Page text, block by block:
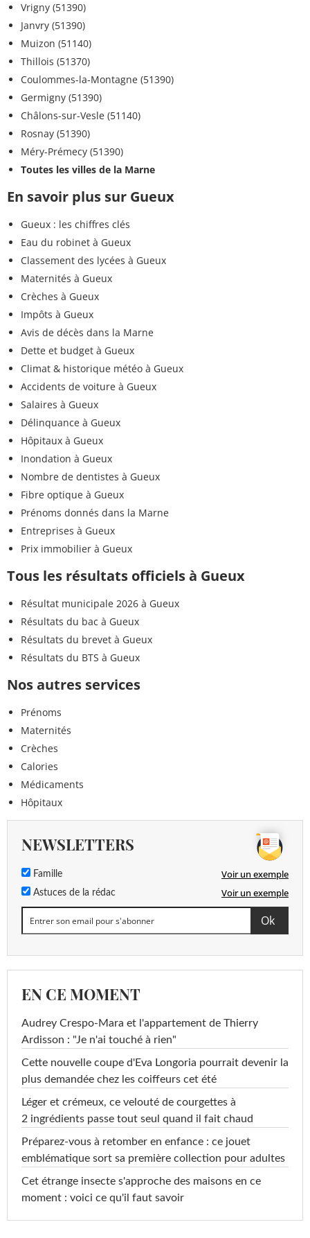
Vrigny (51390)
Janvry (51390)
Muizon (51140)
Thillois (51370)
Coulommes-la-Montagne (51390)
Germigny (51390)
Châlons-sur-Vesle (51140)
Rosnay (51390)
Méry-Prémecy (51390)
Toutes les villes de la Marne
En savoir plus sur Gueux
Gueux : les chiffres clés
Eau du robinet à Gueux
Classement des lycées à Gueux
Maternités à Gueux
Crèches à Gueux
Impôts à Gueux
Avis de décès dans la Marne
Dette et budget à Gueux
Climat & historique météo à Gueux
Accidents de voiture à Gueux
Salaires à Gueux
Délinquance à Gueux
Hôpitaux à Gueux
Inondation à Gueux
Nombre de dentistes à Gueux
Fibre optique à Gueux
Prénoms donnés dans la Marne
Entreprises à Gueux
Prix immobilier à Gueux
Tous les résultats officiels à Gueux
Résultat municipale 2026 à Gueux
Résultats du bac à Gueux
Résultats du brevet à Gueux
Résultats du BTS à Gueux
Nos autres services
Prénoms
Maternités
Crèches
Calories
Médicaments
Hôpitaux
NEWSLETTERS
Famille Voir un exemple
Astuces de la rédac Voir un exemple
EN CE MOMENT
Audrey Crespo-Mara et l'appartement de Thierry
Ardisson : "Je n'ai touché à rien"
Cette nouvelle coupe d'Eva Longoria pourrait devenir la
plus demandée chez les coiffeurs cet été
Léger et crémeux, ce velouté de courgettes à
2 ingrédients passe tout seul quand il fait chaud
Préparez-vous à retomber en enfance : ce jouet
emblématique sort sa première collection pour adultes
Cet étrange insecte s'approche des maisons en ce
moment : voici ce qu'il faut savoir